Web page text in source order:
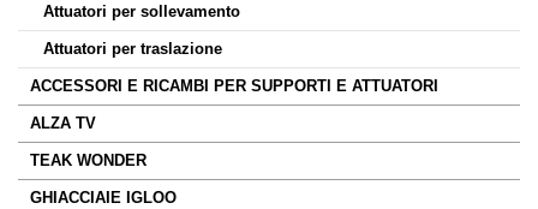
Attuatori per sollevamento
Attuatori per traslazione
ACCESSORI E RICAMBI PER SUPPORTI E ATTUATORI
ALZA TV
TEAK WONDER
GHIACCIAIE IGLOO